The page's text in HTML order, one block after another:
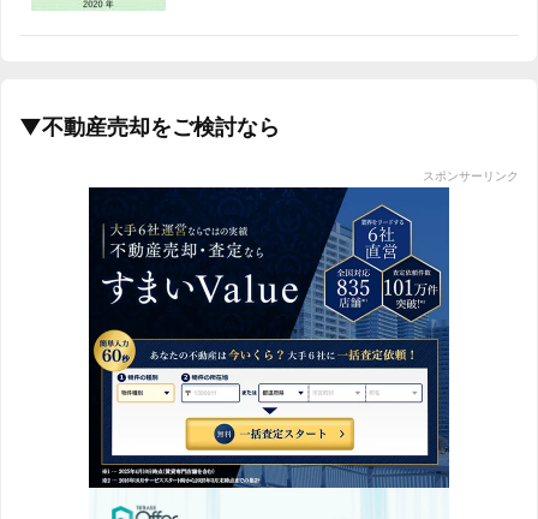
▼不動産売却をご検討なら
スポンサーリンク